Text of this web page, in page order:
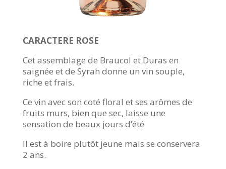
CARACTERE ROSE
Cet assemblage de Braucol et Duras en
saignée et de Syrah donne un vin souple,
riche et frais.
Ce vin avec son coté floral et ses arômes de
fruits murs, bien que sec, laisse une
sensation de beaux jours d’été
Il est à boire plutôt jeune mais se conservera
2 ans.